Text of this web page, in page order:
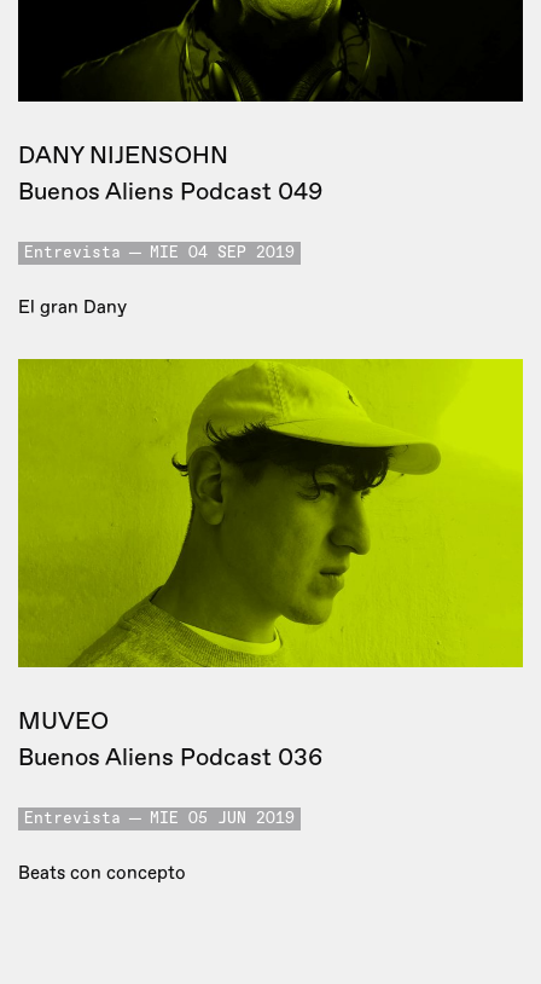
DANY NIJENSOHN
Buenos Aliens Podcast 049
Entrevista MIE 04 SEP 2019
El gran Dany
MUVEO
Buenos Aliens Podcast 036
Entrevista MIE 05 JUN 2019
Beats con concepto